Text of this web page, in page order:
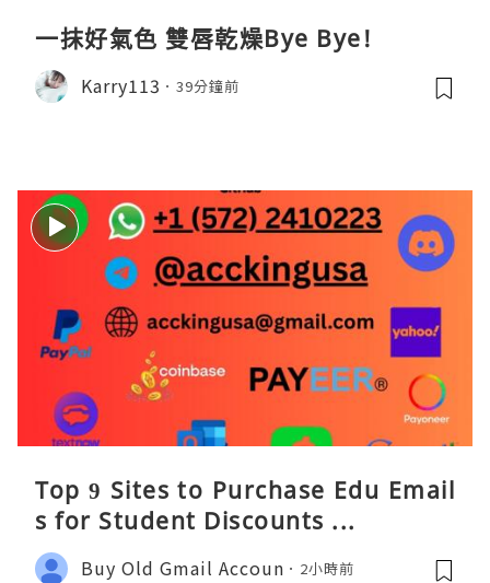
一抹好氣色 雙唇乾燥Bye Bye!
Karry113 39分鐘前
Top 9 Sites to Purchase Edu Email
s for Student Discounts ...
Buy Old Gmail Accoun 2小時前